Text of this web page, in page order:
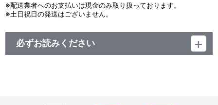
※配送業者へのお支払いは現金のみ取り扱っております。
※土日祝日の発送はございません。
必ずお読みください